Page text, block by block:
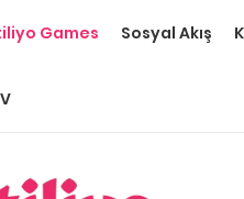
Games Sosyal Akış